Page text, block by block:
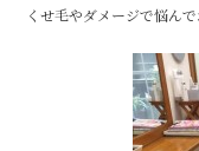
k
くせ毛やダメージで悩ん